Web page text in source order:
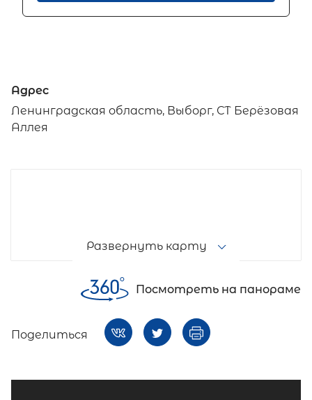
Адрес
Ленинградская область, Выборг, СТ Берёзовая
Аллея
Развернуть карту
Посмотреть на панораме
Поделиться